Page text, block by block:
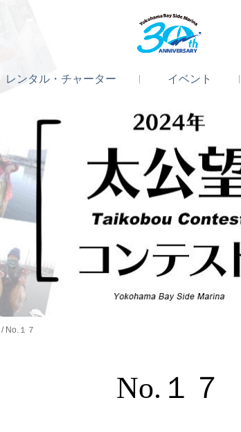
レンタル ・ チャーター イベント
No.１７
No.１７